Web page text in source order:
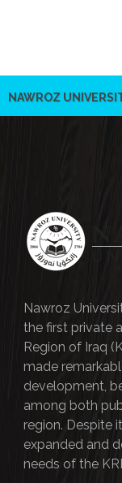
NAWROZ
Nawroz
the first private
Region of Iraq
made
development,
among both
region. Despite
expanded and
needs of the